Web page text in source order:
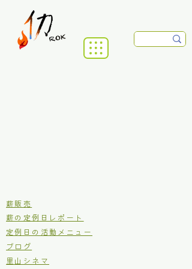
​薪販売
薪の定例日レポート
定例日の活動メニュー
ブログ
里山シネマ